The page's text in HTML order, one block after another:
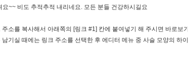
요~~ 비도 추적추적 내리네요. 모든 분들 건강하시길요
주소를 복사해서 아래쪽의 [링크 #1] 칸에 붙여넣기 해 주시면 바로보
남기실 때에는 링크 주소를 선택한 후 에디터 메뉴 중 사슬 모양의